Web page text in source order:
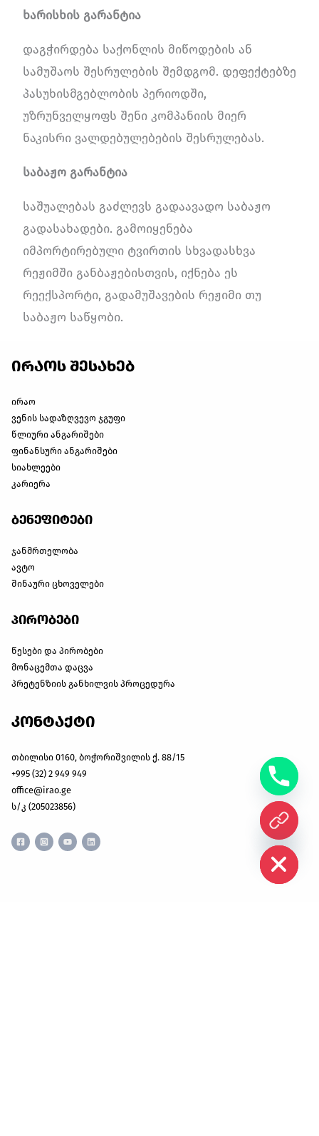
ხარისხის გარანტია
დაგჭირდება საქონლის მიწოდების ან
სამუშაოს შესრულების შემდგომ. დეფექტებზე
პასუხისმგებლობის პერიოდში,
უზრუნველყოფს შენი კომპანიის მიერ
ნაკისრი ვალდებულებების შესრულებას.
საბაჟო გარანტია
საშუალებას გაძლევს გადაავადო საბაჟო
გადასახადები. გამოიყენება
იმპორტირებული ტვირთის სხვადასხვა
რეჟიმში განბაჟებისთვის, იქნება ეს
რეექსპორტი, გადამუშავების რეჟიმი თუ
საბაჟო საწყობი.
ირაოს შესახებ
ირაო
ვენის სადაზღვევო ჯგუფი
წლიური ანგარიშები
ფინანსური ანგარიშები
სიახლეები
კარიერა
ბენეფიტები
ჯანმრთელობა
ავტო
შინაური ცხოველები
პირობები
წესები და პირობები
მონაცემთა დაცვა
პრეტენზიის განხილვის პროცედურა
კონტაქტი
თბილისი 0160, ბოჭორიშვილის ქ. 88/15
+995 (32) 2 949 949
office@irao.ge
ს/კ (205023856)
HIDE
CHATY